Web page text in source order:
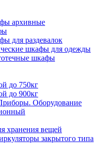
архивные
для раздевалок
шкафы для одежды
шкафы
до 750кг
до 900кг
Оборудование
хранения вещей
закрытого типа